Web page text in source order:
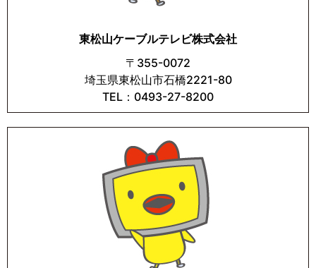
東松山ケーブルテレビ株式会社
〒355-0072
埼玉県東松山市石橋2221-80
TEL：0493-27-8200